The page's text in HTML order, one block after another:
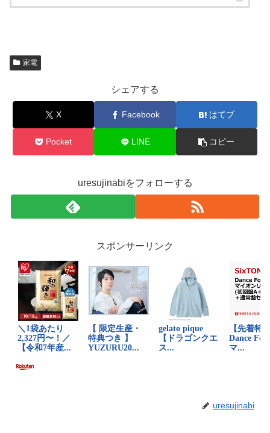
家電
シェアする
X Facebook はてブ
Pocket LINE コピー
uresujinabiをフォローする
スポンサーリンク
uresujinabi